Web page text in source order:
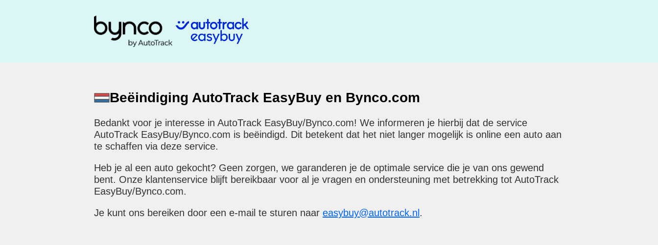
Beëindiging AutoTrack EasyBuy en Bynco.com
Bedankt voor je interesse in AutoTrack EasyBuy/Bynco.com! We informeren je hierbij dat de service
AutoTrack EasyBuy/Bynco.com is beëindigd. Dit betekent dat het niet langer mogelijk is online een auto aan
te schaffen via deze service.
Heb je al een auto gekocht? Geen zorgen, we garanderen je de optimale service die je van ons gewend
bent. Onze klantenservice blijft bereikbaar voor al je vragen en ondersteuning met betrekking tot AutoTrack
EasyBuy/Bynco.com.
Je kunt ons bereiken door een e-mail te sturen naar easybuy@autotrack.nl .